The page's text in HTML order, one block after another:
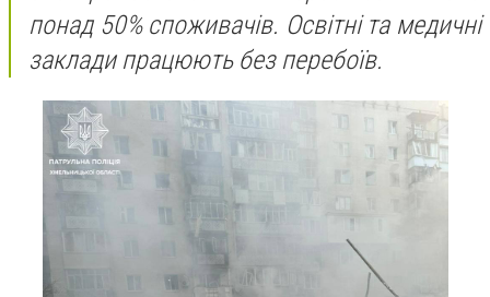
понад 50% споживачів. Освітні та медичні
заклади працюють без перебоїв.